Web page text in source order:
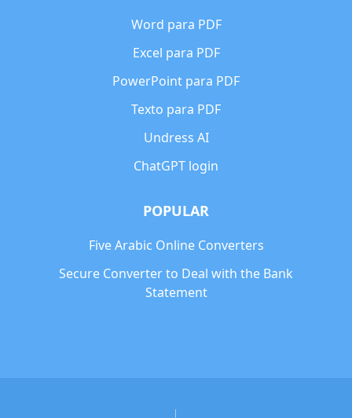
Word para PDF
Excel para PDF
PowerPoint para PDF
Texto para PDF
Undress AI
ChatGPT login
POPULAR
Five Arabic Online Converters
Secure Converter to Deal with the Bank
Statement